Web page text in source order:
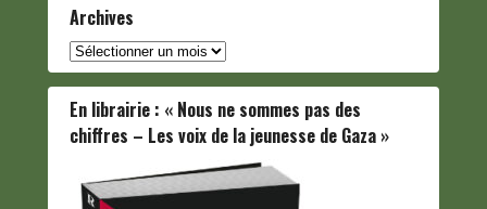
Archives
Archives
En librairie : « Nous ne sommes pas des
chiffres – Les voix de la jeunesse de Gaza »